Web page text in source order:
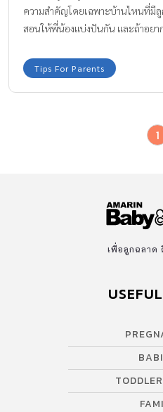
ความสำคัญโดยเฉพาะบ้านไหนที่มี
สอนให้พี่น้องแบ่งปันกัน และถ้าอยา
รายการ Kids Talk ในช่วง Daddy
Tips For Parents
1
เพื่อลูกฉลาด